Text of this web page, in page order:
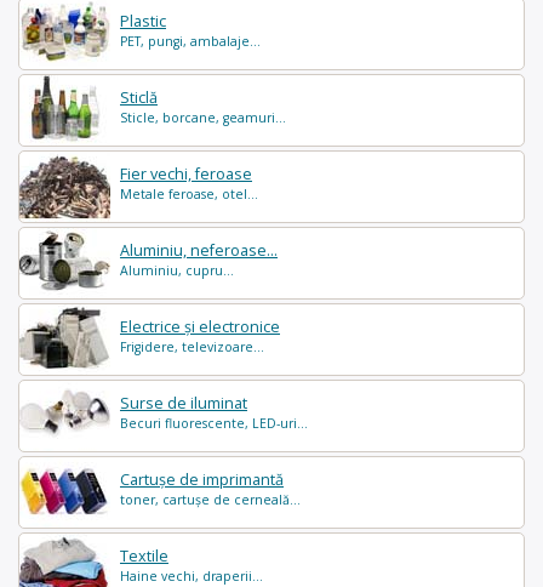
Plastic
PET, pungi, ambalaje...
Sticlă
Sticle, borcane, geamuri...
Fier vechi, feroase
Metale feroase, otel...
Aluminiu, neferoase...
Aluminiu, cupru...
Electrice și electronice
Frigidere, televizoare...
Surse de iluminat
Becuri fluorescente, LED-uri...
Cartușe de imprimantă
toner, cartușe de cerneală...
Textile
Haine vechi, draperii...